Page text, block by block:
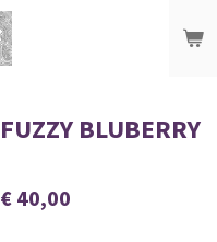
FUZZY BLUBERRY
€ 40,00